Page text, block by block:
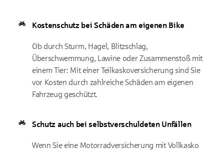
Kostenschutz bei Schäden am eigenen Bike
Ob durch Sturm, Hagel, Blitzschlag,
Überschwemmung, Lawine oder Zusammenstoß mit
einem Tier: Mit einer Teilkaskoversicherung sind Sie
vor Kosten durch zahlreiche Schäden am eigenen
Fahrzeug geschützt.
Schutz auch bei selbstverschuldeten Unfällen
Wenn Sie eine Motorradversicherung mit Vollkasko